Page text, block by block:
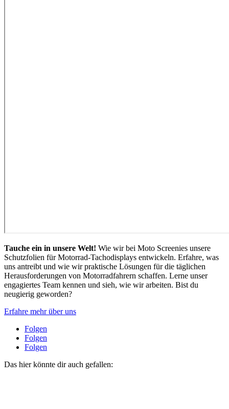
Tauche ein in unsere Welt! Wie wir bei Moto Screenies unsere
Schutzfolien für Motorrad-Tachodisplays entwickeln. Erfahre, was
uns antreibt und wie wir praktische Lösungen für die täglichen
Herausforderungen von Motorradfahrern schaffen. Lerne unser
engagiertes Team kennen und sieh, wie wir arbeiten. Bist du
neugierig geworden?
Erfahre mehr über uns
Folgen
Folgen
Folgen
Das hier könnte dir auch gefallen: